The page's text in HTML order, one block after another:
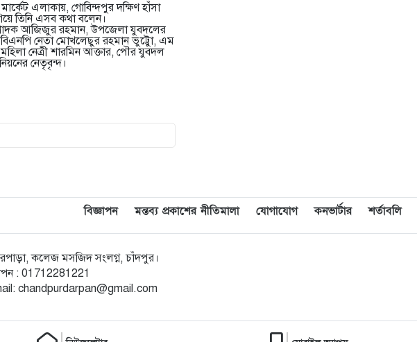
এলাকায়, গোবিন্দপুর দক্ষিণ হাঁসা
তিনি এসব কথা বলেন।
আজিজুর রহমান, উপজেলা যুবদলের
নেতা মোখলেছুর রহমান ভুট্টেুা, এম
নেত্রী শারমিন আক্তার, পৌর যুবদল
নেতৃবৃন্দ।
১১
লাখ টাকার কাজ শুরু
বিজ্ঞাপন মন্তব্য প্রকাশের নীতিমালা যোগাযোগ কনভার্টার শর্তাবলি
কলেজ মসজিদ সংলগ্ন, চাঁদপুর।
: 01712281221
chandpurdarpan@gmail.com